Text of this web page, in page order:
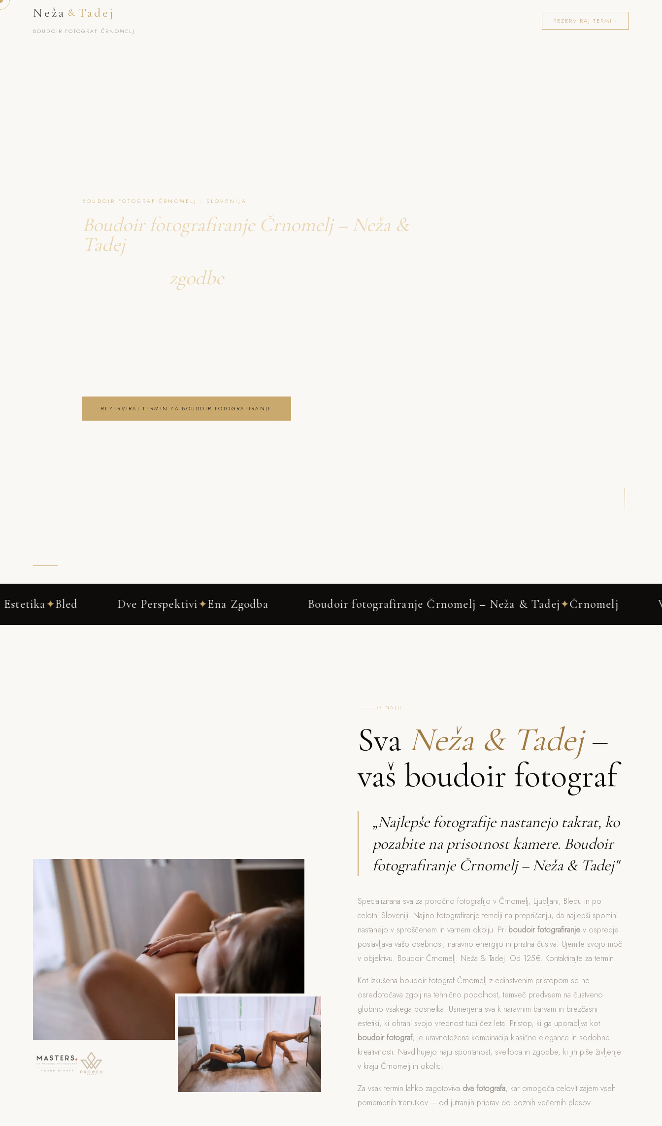
Neža & Tadej
BOUDOIR FOTOGRAF ČRNOMELJ
REZERVIRAJ TERMIN
BOUDOIR FOTOGRAF ČRNOMELJ · SLOVENIJA
Boudoir fotografiranje Črnomelj – Neža &
Tadej
zgodbe
o boudoir fotografiranje Črnomelj
REZERVIRAJ TERMIN ZA BOUDOIR FOTOGRAFIRANJE
Dve Perspektivi ✦Ena Zgodba Boudoir fotografiranje Črnomelj – Neža & Tadej ✦Črnomelj Wedding
O NAJU
Sva Neža & Tadej–
vaš boudoir fotograf
„Najlepše fotografije nastanejo takrat, ko
pozabite na prisotnost kamere. Boudoir
fotografiranje Črnomelj – Neža & Tadej"
Specializirana sva za poročno fotografijo v Črnomelj, Ljubljani, Bledu in po
celotni Sloveniji. Najino fotografiranje temelji na prepričanju, da najlepši spomini
nastanejo v sproščenem in varnem okolju. Pri boudoir fotografiranjev ospredje
postavljava vašo osebnost, naravno energijo in pristna čustva. Ujemite svojo moč
v objektivu. Boudoir Črnomelj. Neža & Tadej. Od 125€. Kontaktirajte za termin.
Kot izkušena boudoir fotograf Črnomelj z edinstvenim pristopom se ne
osredotočava zgolj na tehnično popolnost, temveč predvsem na čustveno
globino vsakega posnetka. Usmerjena sva k naravnim barvam in brezčasni
estetiki, ki ohrani svojo vrednost tudi čez leta. Pristop, ki ga uporabljva kot
boudoir fotograf, je uravnotežena kombinacija klasične elegance in sodobne
kreativnosti. Navdihujejo naju spontanost, svetloba in zgodbe, ki jih piše življenje
v kraju Črnomelj in okolici.
Za vsak termin lahko zagotoviva dva fotografa, kar omogoča celovit zajem vseh
pomembnih trenutkov – od jutranjih priprav do poznih večernih plesov.